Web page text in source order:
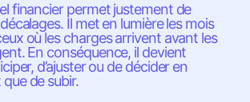
financier permet justement de
Il met en lumière les mois
où les charges arrivent avant les
En conséquence, il devient
d’ajuster ou de décider en
de subir.